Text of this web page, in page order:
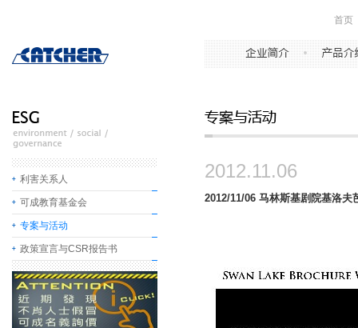
利害关系人
可成教育基金会
专案与活动
政策宣言与CSR报告书
2012.11.06
2012/11/06 马林斯基剧院基洛夫
首页